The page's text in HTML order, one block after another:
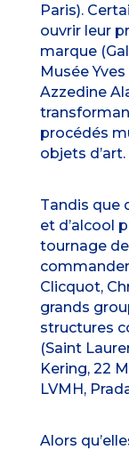
Paris).
ouvrir leur
marque
Musée
Azzedine
procédés
objets d’art.
Tandis que
et d’alcool
tournage
Clicquot,
grands
structures
(Saint
Kering, 22
LVMH,
Alors